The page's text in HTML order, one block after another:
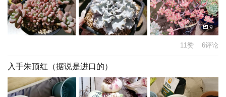
9
11赞 6评论
入手朱顶红（据说是进口的）